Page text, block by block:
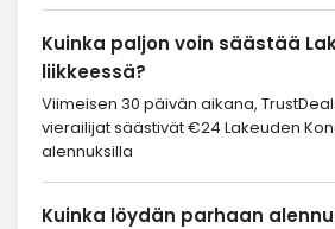
Kuinka paljon voin säästää
liikkeessä?
Viimeisen 30 päivän aikana,
vierailijat säästivät €24 Lakeuden
alennuksilla
Kuinka löydän parhaan